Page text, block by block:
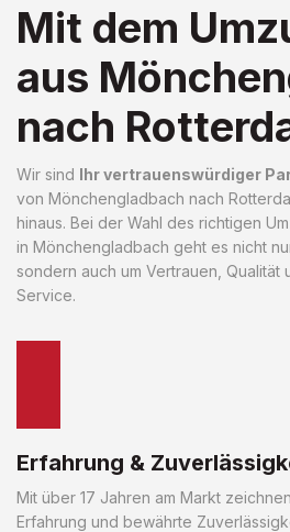
Mit dem
aus
nach
Wir sind Ihr vertrauenswürdiger
von Mönchengladbach nach
hinaus. Bei der Wahl des richtigen
in Mönchengladbach geht es nicht
sondern auch um Vertrauen, Qualität
Service.
Erfahrung &
Mit über 17 Jahren am Markt
Erfahrung und bewährte